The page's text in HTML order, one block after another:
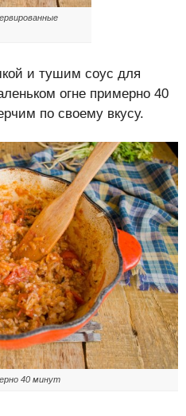
и тушим соус для
огне примерно 40
по своему вкусу.
40 минут